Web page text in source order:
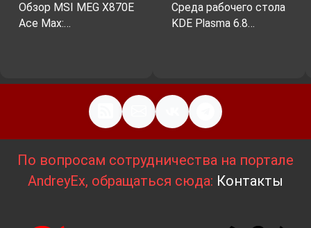
Обзор MSI MEG X870E
Ace Max:…
Среда рабочего стола
KDE Plasma 6.8…
По вопросам сотрудничества на портале
AndreyEx, обращаться сюда: Контакты